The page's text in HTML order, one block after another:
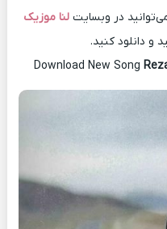
در وبسایتلنا موزیک
و دانلود کنید.
Download New Song